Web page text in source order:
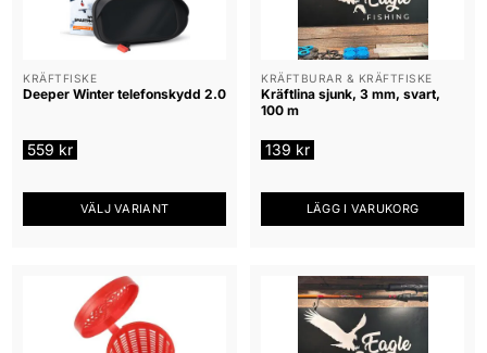
KRÄFTFISKE
Deeper Winter telefonskydd 2.0
559 kr
VÄLJ VARIANT
KRÄFTBURAR & KRÄFTFISKE
Kräftlina sjunk, 3 mm, svart,
100 m
139 kr
LÄGG I VARUKORG